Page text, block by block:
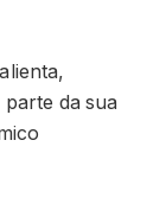
da sua